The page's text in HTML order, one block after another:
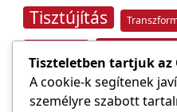
Tisztújítás
Villámvédelem
Tiszteletben tartjuk
A cookie-k segítenek
személyre szabott